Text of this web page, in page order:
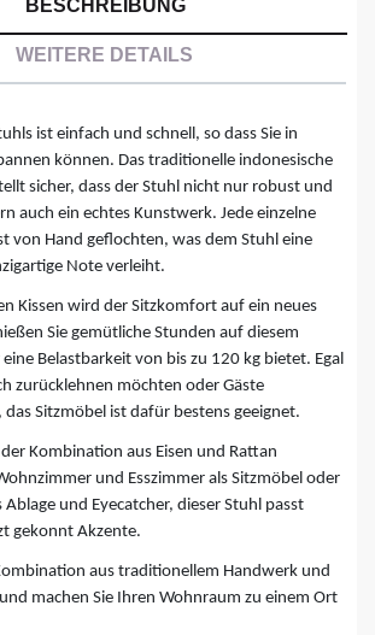
BESCHREIBUNG
WEITERE DETAILS
ist einfach und schnell, so dass Sie in
können. Das traditionelle indonesische
sicher, dass der Stuhl nicht nur robust und
auch ein echtes Kunstwerk. Jede einzelne
von Hand geflochten, was dem Stuhl eine
Note verleiht.
Kissen wird der Sitzkomfort auf ein neues
Sie gemütliche Stunden auf diesem
Belastbarkeit von bis zu 120 kg bietet. Egal
zurücklehnen möchten oder Gäste
Sitzmöbel ist dafür bestens geeignet.
der Kombination aus Eisen und Rattan
und Esszimmer als Sitzmöbel oder
Ablage und Eyecatcher, dieser Stuhl passt
gekonnt Akzente.
aus traditionellem Handwerk und
machen Sie Ihren Wohnraum zu einem Ort